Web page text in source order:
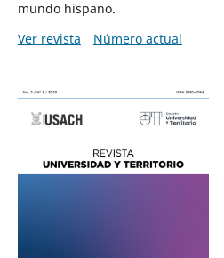
mundo hispano.
Ver revista
Número actual